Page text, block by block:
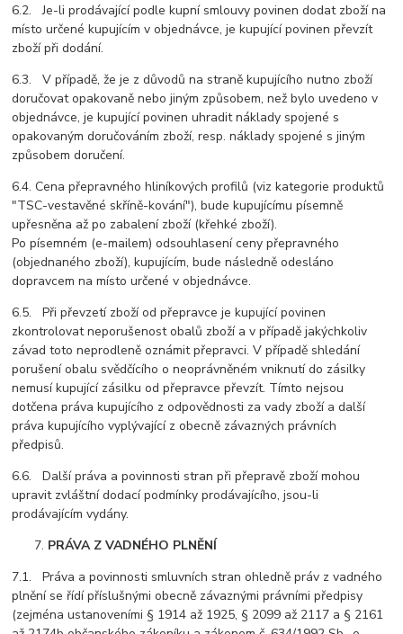
6.2. Je-li prodávající podle kupní smlouvy povinen dodat zboží na
místo určené kupujícím v objednávce, je kupující povinen převzít
zboží při dodání.
6.3. V případě, že je z důvodů na straně kupujícího nutno zboží
doručovat opakovaně nebo jiným způsobem, než bylo uvedeno v
objednávce, je kupující povinen uhradit náklady spojené s
opakovaným doručováním zboží, resp. náklady spojené s jiným
způsobem doručení.
6.4. Cena přepravného hliníkových profilů (viz kategorie produktů
"TSC-vestavěné skříně-kování"), bude kupujícímu písemně
upřesněna až po zabalení zboží (křehké zboží).
Po písemném (e-mailem) odsouhlasení ceny přepravného
(objednaného zboží), kupujícím, bude následně odesláno
dopravcem na místo určené v objednávce.
6.5. Při převzetí zboží od přepravce je kupující povinen
zkontrolovat neporušenost obalů zboží a v případě jakýchkoliv
závad toto neprodleně oznámit přepravci. V případě shledání
porušení obalu svědčícího o neoprávněném vniknutí do zásilky
nemusí kupující zásilku od přepravce převzít. Tímto nejsou
dotčena práva kupujícího z odpovědnosti za vady zboží a další
práva kupujícího vyplývající z obecně závazných právních
předpisů.
6.6. Další práva a povinnosti stran při přepravě zboží mohou
upravit zvláštní dodací podmínky prodávajícího, jsou-li
prodávajícím vydány.
PRÁVA Z VADNÉHO PLNĚNÍ
7.1. Práva a povinnosti smluvních stran ohledně práv z vadného
plnění se řídí příslušnými obecně závaznými právními předpisy
(zejména ustanoveními § 1914 až 1925, § 2099 až 2117 a § 2161